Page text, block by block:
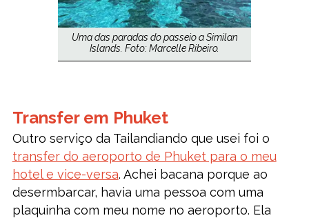
Uma das paradas do passeio a Similan
Islands. Foto: Marcelle Ribeiro.
Transfer em Phuket
Outro serviço da Tailandiando que usei foi o
transfer do aeroporto de Phuket para o meu
hotel e vice-versa. Achei bacana porque ao
desermbarcar, havia uma pessoa com uma
plaquinha com meu nome no aeroporto. Ela